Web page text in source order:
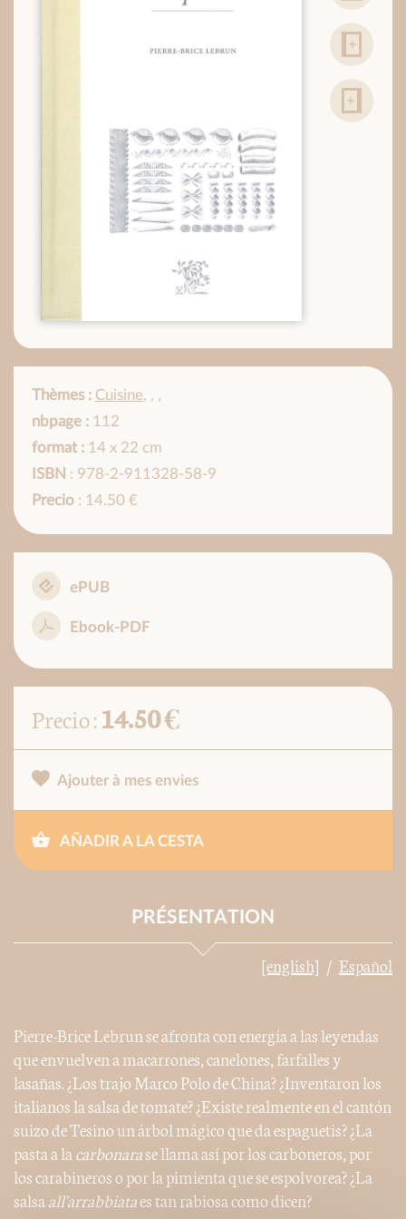
Thèmes : Cuisine, , ,
nbpage : 112
format : 14 x 22 cm
ISBN : 978-2-911328-58-9
Precio : 14.50 €
ePUB
Ebook-PDF
Precio :14.50 €
Ajouter à mes envies
AÑADIR A LA CESTA
PRÉSENTATION
[english] Español
Pierre-Brice Lebrun se afronta con energía a las leyendas
que envuelven a macarrones, canelones, farfalles y
lasañas. ¿Los trajo Marco Polo de China? ¿Inventaron los
italianos la salsa de tomate? ¿Existe realmente en el cantón
suizo de Tesino un árbol mágico que da espaguetis? ¿La
pasta a lacarbonarase llama así por los carboneros, por
los carabineros o por la pimienta que se espolvorea? ¿La
salsaall'arrabbiataes tan rabiosa como dicen?